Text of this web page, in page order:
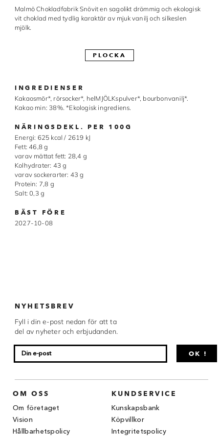
Made in Sweden
Pralinformar
Övriga råvaror
VARUMÄRKEN
Cacao Barry
Callebaut
Carma
Chocovic
Nora Chokladskola
Original Beans
Webbutiken MARRON drivs av Marron
Chokladfackhandel AB.
Malmö Chokladfabrik Snövit en sagolikt drömmig och ekologisk
vit choklad med tydlig karaktär av mjuk vanilj och silkeslen
mjölk.
PLOCKA
INGREDIENSER
Kakaosmör*, rörsocker*, helMJÖLKspulver*, bourbonvanilj*.
Kakao min: 38%. *Ekologisk ingrediens.
NÄRINGSDEKL. PER 100G
Energi: 625 kcal / 2619 kJ
Fett: 46,8 g
varav mättat fett: 28,4 g
Kolhydrater: 43 g
varav sockerarter: 43 g
Protein: 7,8 g
Salt: 0,3 g
BÄST FÖRE
2027-10-08
NYHETSBREV
Fyll i din e-post nedan för att ta
del av nyheter och erbjudanden.
OK !
OM OSS
Om företaget
Vision
Hållbarhetspolicy
KUNDSERVICE
Kunskapsbank
Köpvillkor
Integritetspolicy